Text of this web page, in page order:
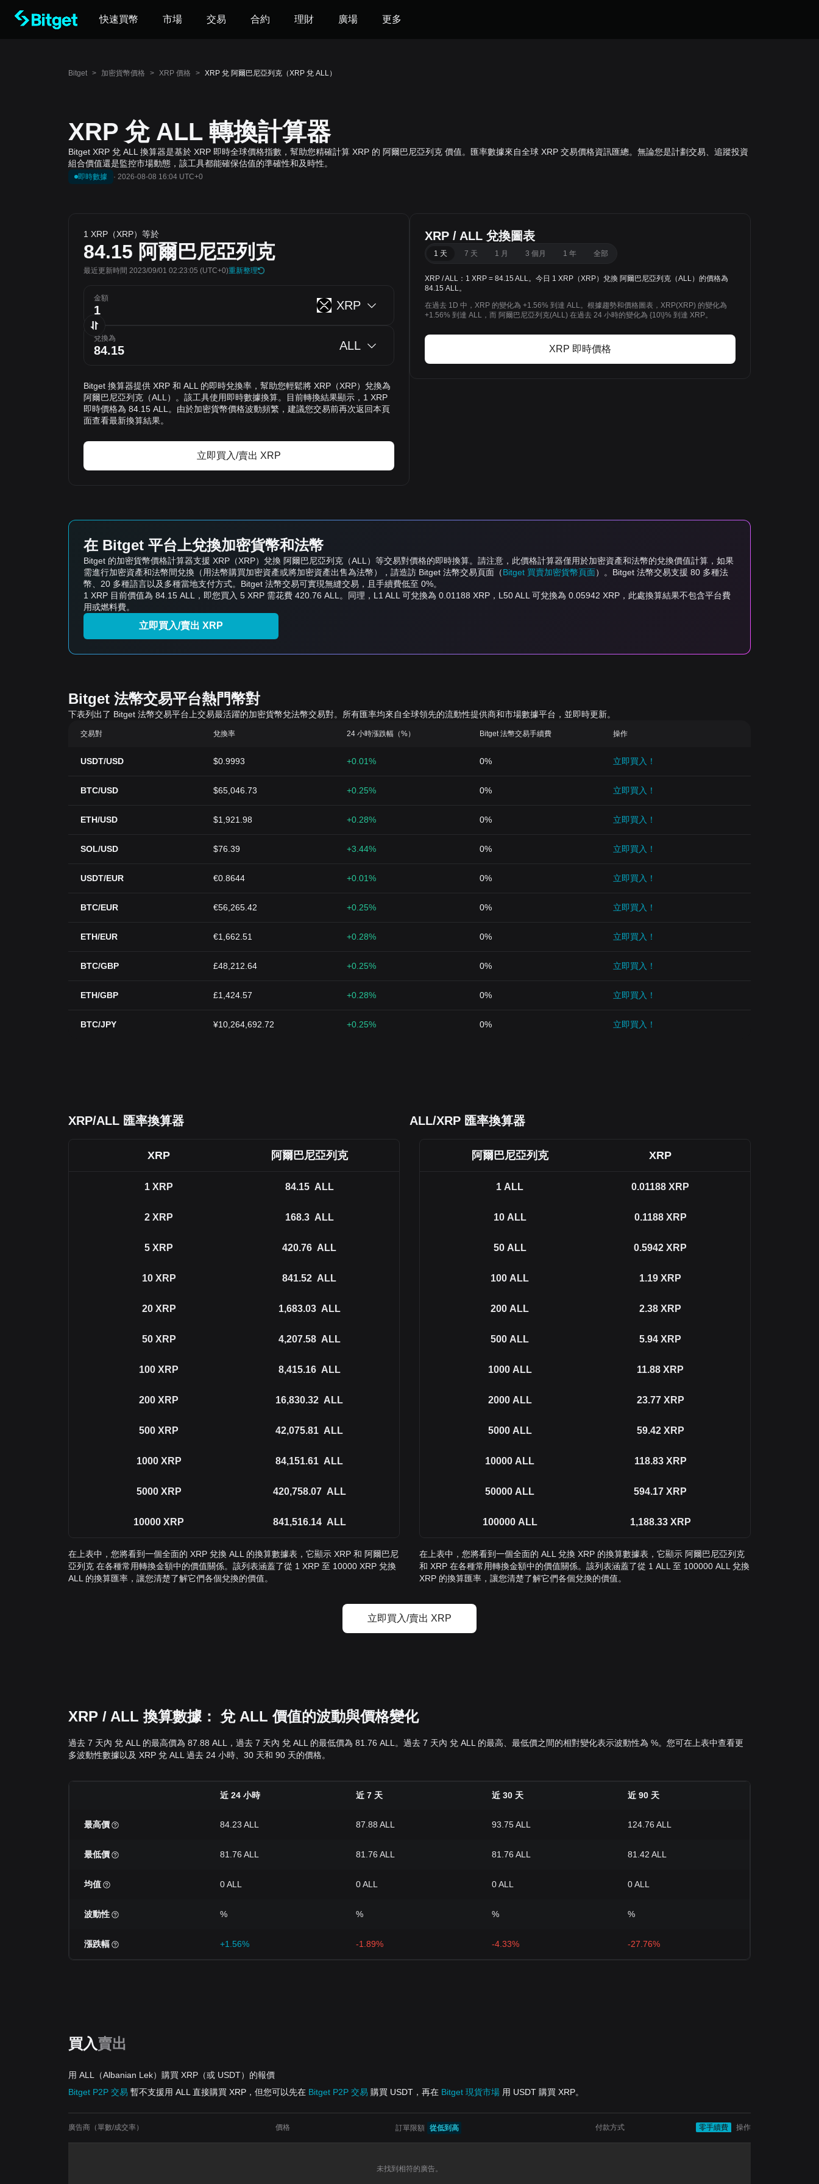
快速買幣 市場 交易 合約 理財 廣場 更多
Bitget > 加密貨幣價格 > XRP 價格 > XRP 兌 阿爾巴尼亞列克（XRP 兌 ALL）
XRP 兌 ALL 轉換計算器
Bitget XRP 兌 ALL 換算器是基於 XRP 即時全球價格指數，幫助您精確計算 XRP 的 阿爾巴尼亞列克 價值。匯率數據來自全球 XRP 交易價格資訊匯總。無論您是計劃交易、追蹤投資
組合價值還是監控市場動態，該工具都能確保估值的準確性和及時性。
即時數據 · 2026-08-08 16:04 UTC+0
1 XRP（XRP）等於
84.15 阿爾巴尼亞列克
最近更新時間 2023/09/01 02:23:05 (UTC+0)重新整理
金額
XRP
兌換為
ALL
Bitget 換算器提供 XRP 和 ALL 的即時兌換率，幫助您輕鬆將 XRP（XRP）兌換為
阿爾巴尼亞列克（ALL）。該工具使用即時數據換算。目前轉換結果顯示，1 XRP
即時價格為 84.15 ALL。由於加密貨幣價格波動頻繁，建議您交易前再次返回本頁
面查看最新換算結果。
立即買入/賣出 XRP
XRP / ALL 兌換圖表
1 天 7 天 1 月 3 個月 1 年 全部
XRP / ALL：1 XRP = 84.15 ALL。今日 1 XRP（XRP）兌換 阿爾巴尼亞列克（ALL）的價格為
84.15 ALL。
在過去 1D 中，XRP 的變化為 +1.56% 到達 ALL。根據趨勢和價格圖表，XRP(XRP) 的變化為
+1.56% 到達 ALL，而 阿爾巴尼亞列克(ALL) 在過去 24 小時的變化為 {10\}% 到達 XRP。
XRP 即時價格
在 Bitget 平台上兌換加密貨幣和法幣
Bitget 的加密貨幣價格計算器支援 XRP（XRP）兌換 阿爾巴尼亞列克（ALL）等交易對價格的即時換算。請注意，此價格計算器僅用於加密資產和法幣的兌換價值計算，如果
需進行加密資產和法幣間兌換（用法幣購買加密資產或將加密資產出售為法幣），請造訪 Bitget 法幣交易頁面（Bitget 買賣加密貨幣頁面）。Bitget 法幣交易支援 80 多種法
幣、20 多種語言以及多種當地支付方式。Bitget 法幣交易可實現無縫交易，且手續費低至 0%。
1 XRP 目前價值為 84.15 ALL，即您買入 5 XRP 需花費 420.76 ALL。同理，L1 ALL 可兌換為 0.01188 XRP，L50 ALL 可兌換為 0.05942 XRP，此處換算結果不包含平台費
用或燃料費。
立即買入/賣出 XRP
Bitget 法幣交易平台熱門幣對
下表列出了 Bitget 法幣交易平台上交易最活躍的加密貨幣兌法幣交易對。所有匯率均來自全球領先的流動性提供商和市場數據平台，並即時更新。
交易對 兌換率 24 小時漲跌幅（%） Bitget 法幣交易手續費 操作
USDT/USD $0.9993 +0.01% 0% 立即買入！
BTC/USD $65,046.73 +0.25% 0% 立即買入！
ETH/USD $1,921.98 +0.28% 0% 立即買入！
SOL/USD $76.39 +3.44% 0% 立即買入！
USDT/EUR €0.8644 +0.01% 0% 立即買入！
BTC/EUR €56,265.42 +0.25% 0% 立即買入！
ETH/EUR €1,662.51 +0.28% 0% 立即買入！
BTC/GBP £48,212.64 +0.25% 0% 立即買入！
ETH/GBP £1,424.57 +0.28% 0% 立即買入！
BTC/JPY ¥10,264,692.72 +0.25% 0% 立即買入！
XRP/ALL 匯率換算器 ALL/XRP 匯率換算器
XRP 阿爾巴尼亞列克
1 XRP 84.15 ALL
2 XRP 168.3 ALL
5 XRP 420.76 ALL
10 XRP 841.52 ALL
20 XRP 1,683.03 ALL
50 XRP 4,207.58 ALL
100 XRP 8,415.16 ALL
200 XRP 16,830.32 ALL
500 XRP 42,075.81 ALL
1000 XRP 84,151.61 ALL
5000 XRP 420,758.07 ALL
10000 XRP 841,516.14 ALL
在上表中，您將看到一個全面的 XRP 兌換 ALL 的換算數據表，它顯示 XRP 和 阿爾巴尼
亞列克 在各種常用轉換金額中的價值關係。該列表涵蓋了從 1 XRP 至 10000 XRP 兌換
ALL 的換算匯率，讓您清楚了解它們各個兌換的價值。
阿爾巴尼亞列克 XRP
1 ALL 0.01188 XRP
10 ALL 0.1188 XRP
50 ALL 0.5942 XRP
100 ALL 1.19 XRP
200 ALL 2.38 XRP
500 ALL 5.94 XRP
1000 ALL 11.88 XRP
2000 ALL 23.77 XRP
5000 ALL 59.42 XRP
10000 ALL 118.83 XRP
50000 ALL 594.17 XRP
100000 ALL 1,188.33 XRP
在上表中，您將看到一個全面的 ALL 兌換 XRP 的換算數據表，它顯示 阿爾巴尼亞列克
和 XRP 在各種常用轉換金額中的價值關係。該列表涵蓋了從 1 ALL 至 100000 ALL 兌換
XRP 的換算匯率，讓您清楚了解它們各個兌換的價值。
立即買入/賣出 XRP
XRP / ALL 換算數據： 兌 ALL 價值的波動與價格變化
過去 7 天內 兌 ALL 的最高價為 87.88 ALL，過去 7 天內 兌 ALL 的最低價為 81.76 ALL。過去 7 天內 兌 ALL 的最高、最低價之間的相對變化表示波動性為 %。您可在上表中查看更
多波動性數據以及 XRP 兌 ALL 過去 24 小時、30 天和 90 天的價格。
近 24 小時 近 7 天 近 30 天 近 90 天
最高價 84.23 ALL 87.88 ALL 93.75 ALL 124.76 ALL
最低價 81.76 ALL 81.76 ALL 81.76 ALL 81.42 ALL
均值 0 ALL 0 ALL 0 ALL 0 ALL
波動性 % % % %
漲跌幅 +1.56% -1.89% -4.33% -27.76%
買入賣出
用 ALL（Albanian Lek）購買 XRP（或 USDT）的報價
Bitget P2P 交易 暫不支援用 ALL 直接購買 XRP，但您可以先在 Bitget P2P 交易 購買 USDT，再在 Bitget 現貨市場 用 USDT 購買 XRP。
廣告商（單數/成交率） 價格 訂單限額 從低到高 付款方式 零手續費 操作
未找到相符的廣告。